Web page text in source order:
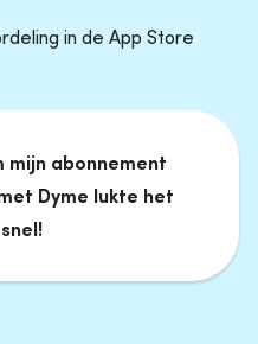
in de App Store
mijn abonnement
Dyme lukte het